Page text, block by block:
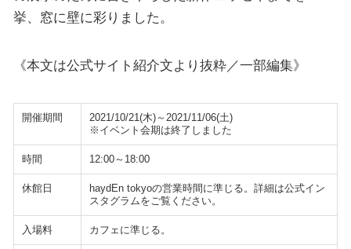
挙、窓に壁に彩りました。
《本文は公式サイト紹介文より抜粋／一部編集》
開催期間
2021/10/21(木)～2021/11/06(土)
※イベント会期は終了しました
時間 12:00～18:00
休館日
haydEn tokyoの営業時間に準じる。詳細は公式イン
スタグラムをご覧ください。
入場料 カフェに準じる。